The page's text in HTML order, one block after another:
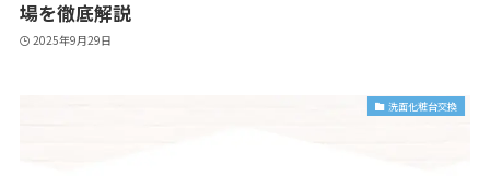
場を徹底解説
2025年9月29日
洗面化粧台交換